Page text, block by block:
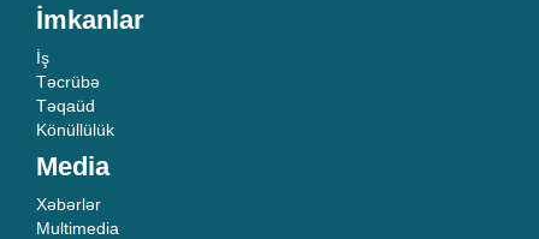
İmkanlar
İş
Təcrübə
Təqaüd
Könüllülük
Media
Xəbərlər
Multimedia